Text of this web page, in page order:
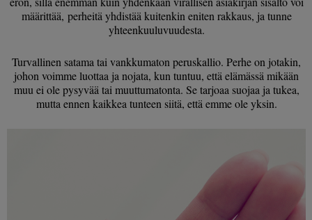
määrittää, perheitä yhdistää kuitenkin eniten rakkaus, ja tunne
yhteenkuuluvuudesta.
Turvallinen satama tai vankkumaton peruskallio. Perhe on jotakin,
johon voimme luottaa ja nojata, kun tuntuu, että elämässä mikään
muu ei ole pysyvää tai muuttumatonta. Se tarjoaa suojaa ja tukea,
mutta ennen kaikkea tunteen siitä, että emme ole yksin.